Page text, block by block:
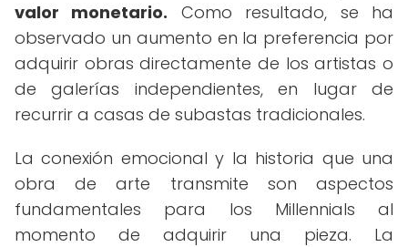
valor monetario. Como resultado, se ha
observado un aumento en la preferencia por
adquirir obras directamente de los artistas o
de galerías independientes, en lugar de
recurrir a casas de subastas tradicionales.
La conexión emocional y la historia que una
obra de arte transmite son aspectos
fundamentales para los Millennials al
momento de adquirir una pieza. La